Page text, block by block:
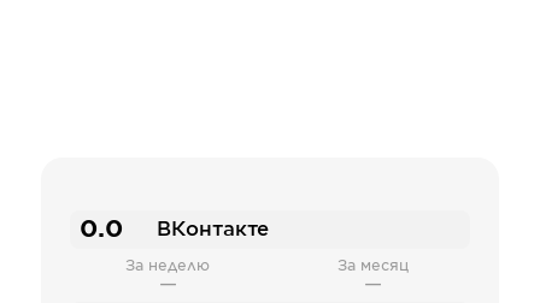
0.0 ВКонтакте
За неделю
—
За месяц
—